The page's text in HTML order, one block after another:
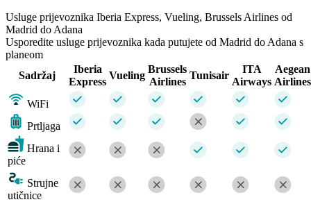
Usluge prijevoznika Iberia Express, Vueling, Brussels Airlines od
Madrid do Adana
Usporedite usluge prijevoznika kada putujete od Madrid do Adana s
planeom
Sadržaj
Iberia
Express
Vueling
Brussels
Airlines
Tunisair
ITA
Airways
Aegean
Airlines
WiFi
Prtljaga
Hrana i
piće
Strujne
utičnice